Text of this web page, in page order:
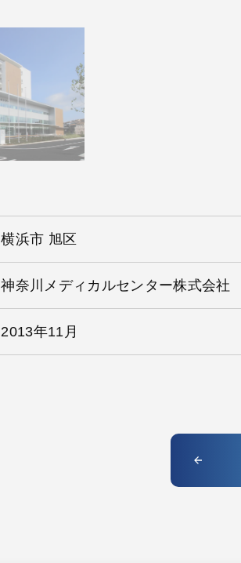
横浜市 旭区
神奈川メディカルセンター株式会社
2013年11月